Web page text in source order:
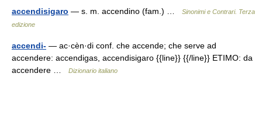
accendisigaro — s. m. accendino (fam.) …
Sinonimi e Contrari. Terza
edizione
accendi- — ac·cèn·di conf. che accende; che serve ad
accendere: accendigas, accendisigaro {{line}} {{/line}} ETIMO: da
accendere …
Dizionario italiano